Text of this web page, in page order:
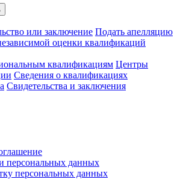
или заключение Подать апелляцию
оценки квалификаций
квалификациям Центры
Сведения о квалификациях
Свидетельства и заключения
персональных данных
персональных данных